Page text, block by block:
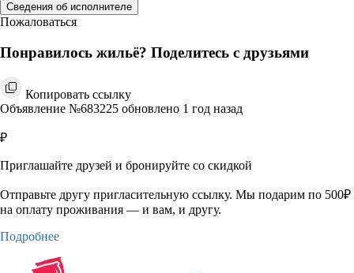
Сведения об исполнителе
Пожаловаться
Понравилось жильё? Поделитесь с друзьями
Копировать ссылку
Объявление №683225 обновлено 1 год назад
₽
Приглашайте друзей и бронируйте со скидкой
Отправьте другу пригласительную ссылку. Мы подарим по 500₽
на оплату проживания — и вам, и другу.
Подробнее